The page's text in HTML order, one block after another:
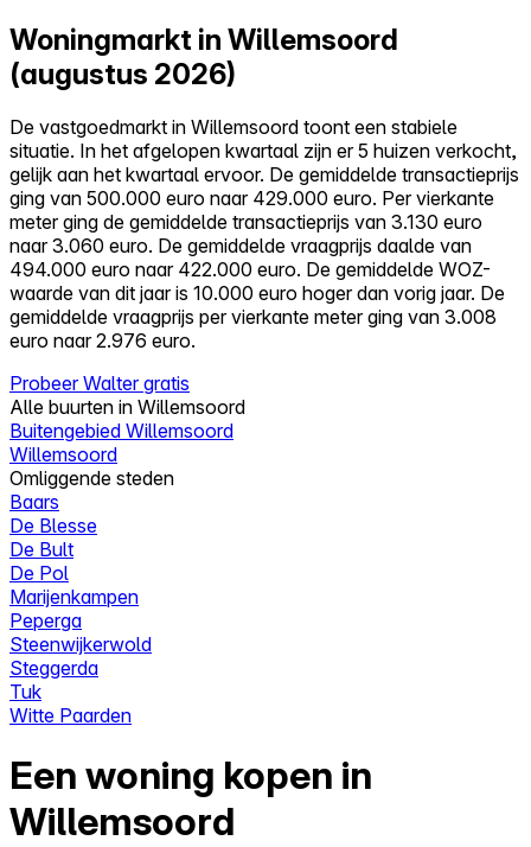
Alles-in-één
Reviews
Prijzen
Log in
Probeer Walter gratis
Woningmarkt in Willemsoord
(augustus 2026)
De vastgoedmarkt in Willemsoord toont een stabiele
situatie. In het afgelopen kwartaal zijn er 5 huizen verkocht,
gelijk aan het kwartaal ervoor. De gemiddelde transactieprijs
ging van 500.000 euro naar 429.000 euro. Per vierkante
meter ging de gemiddelde transactieprijs van 3.130 euro
naar 3.060 euro. De gemiddelde vraagprijs daalde van
494.000 euro naar 422.000 euro. De gemiddelde WOZ-
waarde van dit jaar is 10.000 euro hoger dan vorig jaar. De
gemiddelde vraagprijs per vierkante meter ging van 3.008
euro naar 2.976 euro.
Probeer Walter gratis
Alle buurten in Willemsoord
Buitengebied Willemsoord
Willemsoord
Omliggende steden
Baars
De Blesse
De Bult
De Pol
Marijenkampen
Peperga
Steenwijkerwold
Steggerda
Tuk
Witte Paarden
Een woning kopen in
Willemsoord